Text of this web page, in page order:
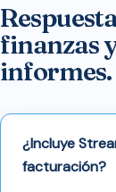
finanzas
informes.
¿Incluye
facturación?